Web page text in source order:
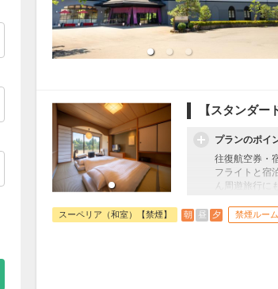
【スタンダ
プランのポイ
往復航空券・
フライトと宿
ん周遊旅行に
フライトは、
オプション
スーペリア（和室）【禁煙】 朝 昼 夕 禁煙ルーム